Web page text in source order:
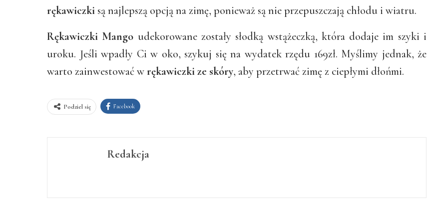
rękawiczki są najlepszą opcją na zimę, ponieważ są nie przepuszczają chłodu i wiatru.
Rękawiczki Mango udekorowane zostały słodką wstążeczką, która dodaje im szyki i
uroku. Jeśli wpadły Ci w oko, szykuj się na wydatek rzędu 169zł. Myślimy jednak, że
warto zainwestować wrękawiczki ze skóry, aby przetrwać zimę z ciepłymi dłońmi.
Podziel się Facebook
Redakcja